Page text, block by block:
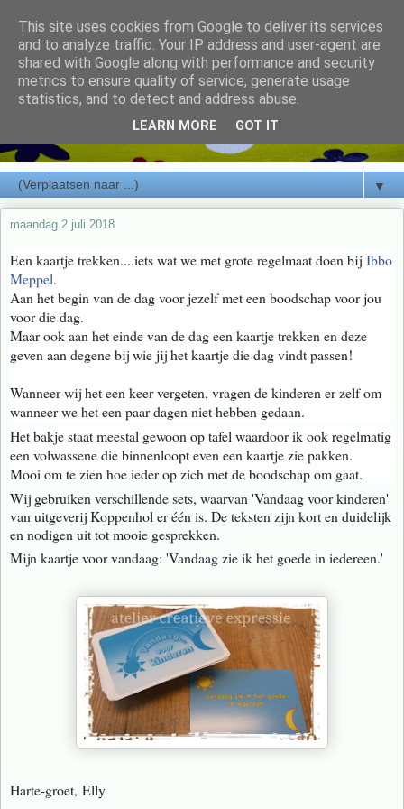
▼
maandag 2 juli 2018
Een kaartje trekken....iets wat we met grote regelmaat doen bij Ibbo
Meppel.
Aan het begin van de dag voor jezelf met een boodschap voor jou
voor die dag.
Maar ook aan het einde van de dag een kaartje trekken en deze
geven aan degene bij wie jij het kaartje die dag vindt passen!
Wanneer wij het een keer vergeten, vragen de kinderen er zelf om
wanneer we het een paar dagen niet hebben gedaan.
Het bakje staat meestal gewoon op tafel waardoor ik ook regelmatig
een volwassene die binnenloopt even een kaartje zie pakken.
Mooi om te zien hoe ieder op zich met de boodschap om gaat.
Wij gebruiken verschillende sets, waarvan 'Vandaag voor kinderen'
van uitgeverij Koppenhol er één is. De teksten zijn kort en duidelijk
en nodigen uit tot mooie gesprekken.
Mijn kaartje voor vandaag: 'Vandaag zie ik het goede in iedereen.'
Harte-groet, Elly
This site uses cookies from Google to deliver its services
and to analyze traffic. Your IP address and user-agent are
shared with Google along with performance and security
metrics to ensure quality of service, generate usage
statistics, and to detect and address abuse.
LEARN MORE GOT IT